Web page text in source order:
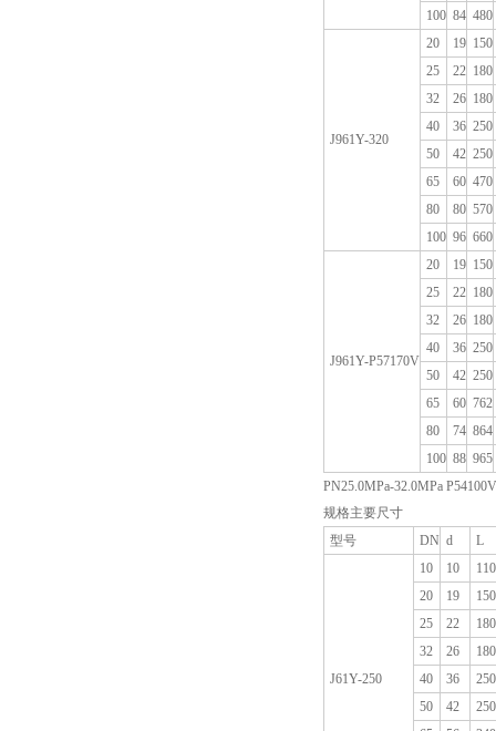
100 84 480
J961Y-320
20 19 150
25
22 180
32
26 180
40
36 250
50
42 250
65
60 470
80
80 570
100 96 660
J961Y-P57170V
20 19 150
25
22 180
32
26 180
40
36 250
50
42 250
65
60 762
80
74 864
100 88 965
PN25.0MPa-32.0MPa
规格主要尺寸
型号
DN d L
J61Y-250
10 10
110
20
19
150
25
22
180
32
26
180
40
36
250
50
42
250